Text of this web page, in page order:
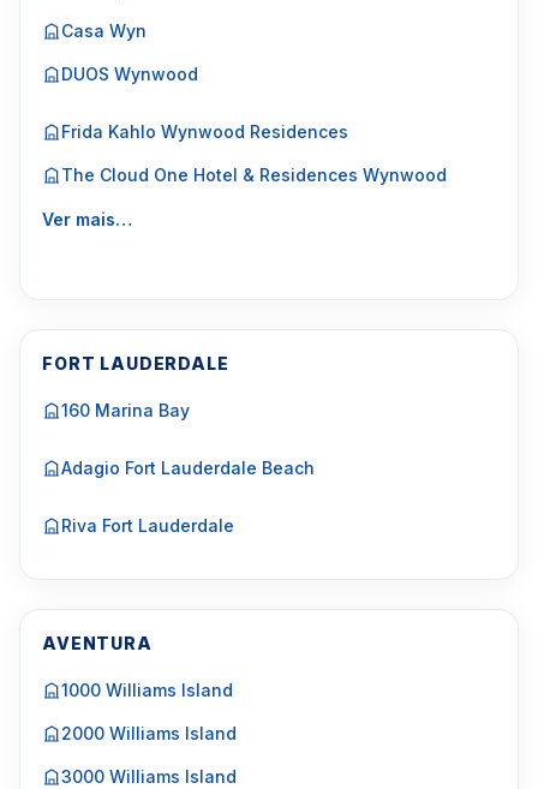
Casa Wyn
DUOS Wynwood
Frida Kahlo Wynwood Residences
The Cloud One Hotel & Residences Wynwood
Ver mais…
FORT LAUDERDALE
160 Marina Bay
Adagio Fort Lauderdale Beach
Riva Fort Lauderdale
AVENTURA
1000 Williams Island
2000 Williams Island
3000 Williams Island